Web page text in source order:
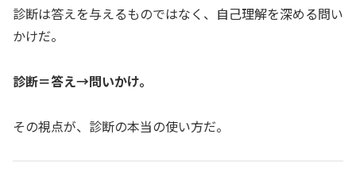
診断は答えを与えるものではなく、自己理解を深める問い
かけだ。
診断＝答え→問いかけ。
その視点が、診断の本当の使い方だ。